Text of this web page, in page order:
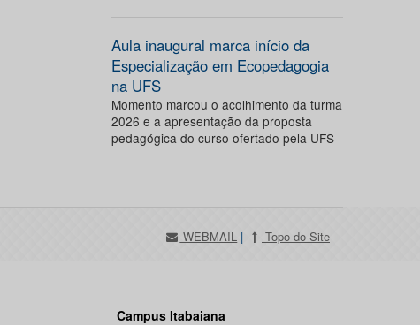
Aula inaugural marca início da
Especialização em Ecopedagogia
na UFS
Momento marcou o acolhimento da turma
2026 e a apresentação da proposta
pedagógica do curso ofertado pela UFS
WEBMAIL | Topo do Site
Campus Itabaiana